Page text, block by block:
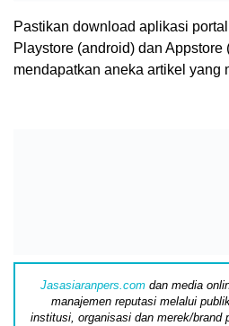
Pastikan download aplikasi
Playstore (android) dan Appstore
mendapatkan aneka artikel yang
Jasasiaranpers.com dan media
manajemen reputasi melalui
institusi, organisasi dan merek/brand